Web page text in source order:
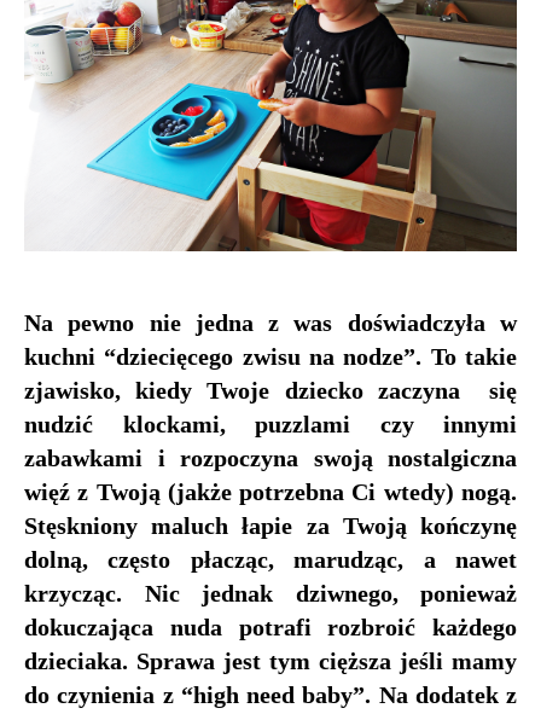
Na pewno nie jedna z was doświadczyła w
kuchni “dziecięcego zwisu na nodze”. To takie
zjawisko, kiedy Twoje dziecko zaczyna się
nudzić klockami, puzzlami czy innymi
zabawkami i rozpoczyna swoją nostalgiczna
więź z Twoją (jakże potrzebna Ci wtedy) nogą.
Stęskniony maluch łapie za Twoją kończynę
dolną, często płacząc, marudząc, a nawet
krzycząc. Nic jednak dziwnego, ponieważ
dokuczająca nuda potrafi rozbroić każdego
dzieciaka. Sprawa jest tym cięższa jeśli mamy
do czynienia z “high need baby”. Na dodatek z